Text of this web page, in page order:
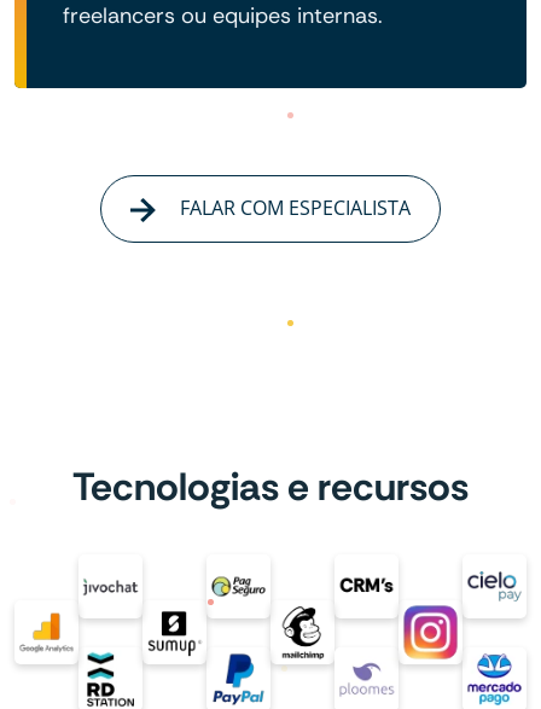
freelancers ou equipes internas.
FALAR COM ESPECIALISTA
Tecnologias e recursos